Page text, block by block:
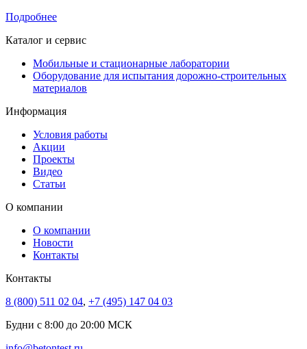
Подробнее
Каталог и сервис
Мобильные и стационарные лаборатории
Оборудование для испытания дорожно-строительных
материалов
Информация
Условия работы
Акции
Проекты
Видео
Статьи
О компании
О компании
Новости
Контакты
Контакты
8 (800) 511 02 04, +7 (495) 147 04 03
Будни с 8:00 до 20:00 МСК